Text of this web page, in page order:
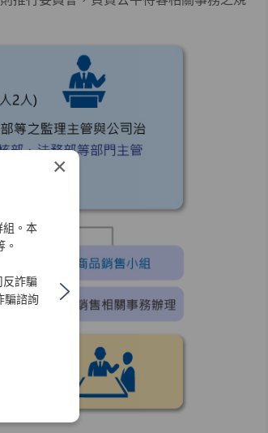
×
組。本
反詐騙
騙諮詢